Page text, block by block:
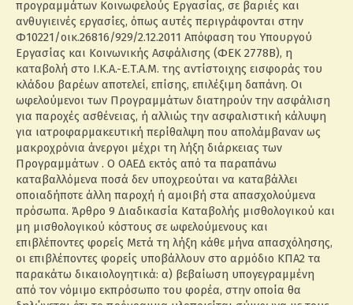
προγραμμάτων Κοινωφελούς Εργασίας, σε βαριές και
ανθυγιεινές εργασίες, όπως αυτές περιγράφονται στην
Φ10221/οικ.26816/929/2.12.2011 Απόφαση του Υπουργού
Εργασίας και Κοινωνικής Ασφάλισης (ΦΕΚ 2778Β), η
καταβολή στο Ι.Κ.Α.-Ε.Τ.Α.Μ. της αντίστοιχης εισφοράς του
κλάδου βαρέων αποτελεί, επίσης, επιλέξιμη δαπάνη. Οι
ωφελούμενοι των Προγραμμάτων διατηρούν την ασφάλιση
για παροχές ασθένειας, ή αλλιώς την ασφαλιστική κάλυψη
για ιατροφαρμακευτική περίθαλψη που απολάμβαναν ως
μακροχρόνια άνεργοι μέχρι τη λήξη διάρκειας των
Προγραμμάτων . Ο ΟΑΕΔ εκτός από τα παραπάνω
καταβαλλόμενα ποσά δεν υποχρεούται να καταβάλλει
οποιαδήποτε άλλη παροχή ή αμοιβή στα απασχολούμενα
πρόσωπα. Άρθρο 9 Διαδικασία Καταβολής μισθολογικού και
μη μισθολογικού κόστους σε ωφελούμενους και
επιβλέποντες φορείς Μετά τη λήξη κάθε μήνα απασχόλησης,
οι επιβλέποντες φορείς υποβάλλουν στο αρμόδιο ΚΠΑ2 τα
παρακάτω δικαιολογητικά: α) βεβαίωση υπογεγραμμένη
από τον νόμιμο εκπρόσωπο του φορέα, στην οποία θα